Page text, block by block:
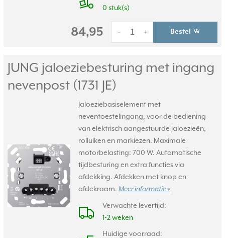
0 stuk(s)
84,95 +
- Bestel
JUNG jaloeziebesturing met ingang
nevenpost (1731 JE)
Jaloeziebasiselement met
neventoestelingang, voor de bediening
van elektrisch aangestuurde jaloezieën,
rolluiken en markiezen. Maximale
motorbelasting: 700 W. Automatische
tijdbesturing en extra functies via
afdekking. Afdekken met knop en
afdekraam. Meer informatie »
Verwachte levertijd:
1-2 weken
Huidige voorraad: